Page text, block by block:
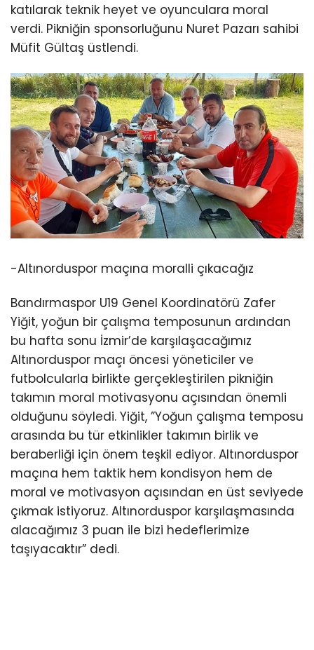
katılarak teknik heyet ve oyunculara moral
verdi. Pikniğin sponsorluğunu Nuret Pazarı sahibi
Müfit Gültaş üstlendi.
-Altınorduspor maçına moralli çıkacağız
Bandırmaspor U19 Genel Koordinatörü Zafer
Yiğit, yoğun bir çalışma temposunun ardından
bu hafta sonu İzmir’de karşılaşacağımız
Altınorduspor maçı öncesi yöneticiler ve
futbolcularla birlikte gerçekleştirilen pikniğin
takımın moral motivasyonu açısından önemli
olduğunu söyledi. Yiğit, ”Yoğun çalışma temposu
arasında bu tür etkinlikler takımın birlik ve
beraberliği için önem teşkil ediyor. Altınorduspor
maçına hem taktik hem kondisyon hem de
moral ve motivasyon açısından en üst seviyede
çıkmak istiyoruz. Altınorduspor karşılaşmasında
alacağımız 3 puan ile bizi hedeflerimize
taşıyacaktır” dedi.